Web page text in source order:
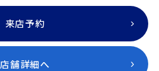
来店予約
店舗詳細へ